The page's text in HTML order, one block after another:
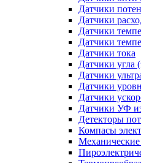
Датчики
Датчики
Датчики
Датчики
Датчики тока
Датчики угла
Датчики
Датчики
Датчики
Датчики УФ
Детекторы
Компасы